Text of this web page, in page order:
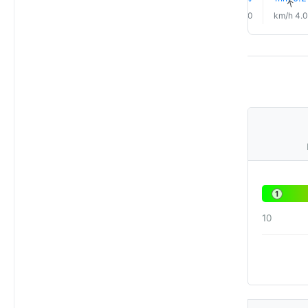
↑
4.0 km/h
4.0 km/h
1
10